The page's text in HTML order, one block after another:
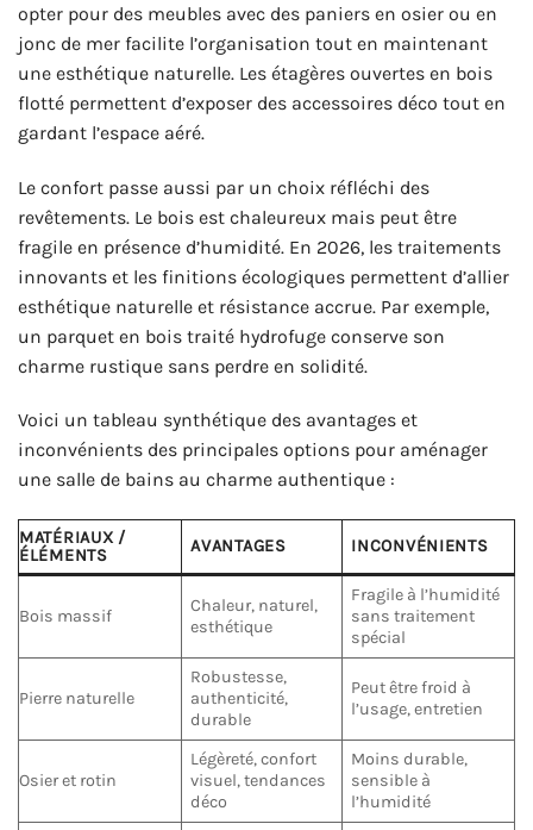
opter pour des meubles avec des paniers en osier ou en
jonc de mer facilite l’organisation tout en maintenant
une esthétique naturelle. Les étagères ouvertes en bois
flotté permettent d’exposer des accessoires déco tout en
gardant l’espace aéré.
Le confort passe aussi par un choix réfléchi des
revêtements. Le bois est chaleureux mais peut être
fragile en présence d’humidité. En 2026, les traitements
innovants et les finitions écologiques permettent d’allier
esthétique naturelle et résistance accrue. Par exemple,
un parquet en bois traité hydrofuge conserve son
charme rustique sans perdre en solidité.
Voici un tableau synthétique des avantages et
inconvénients des principales options pour aménager
une salle de bains au charme authentique :
MATÉRIAUX /
ÉLÉMENTS
AVANTAGES INCONVÉNIENTS
Bois massif
Chaleur, naturel,
esthétique
Fragile à l’humidité
sans traitement
spécial
Pierre naturelle
Robustesse,
authenticité,
durable
Peut être froid à
l’usage, entretien
Osier et rotin
Légèreté, confort
visuel, tendances
déco
Moins durable,
sensible à
l’humidité